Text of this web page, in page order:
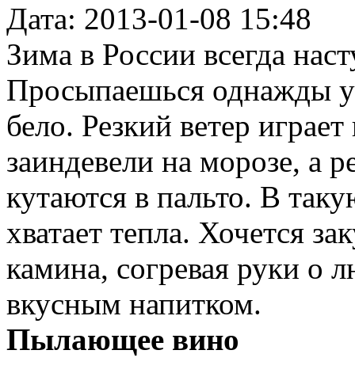
Дата: 2013-01-08 15:48
Зима в России всегда
Просыпаешься однажды
бело. Резкий ветер
заиндевели на морозе, а
кутаются в пальто. В
хватает тепла. Хочется
камина, согревая руки
вкусным напитком.
Пылающее вино